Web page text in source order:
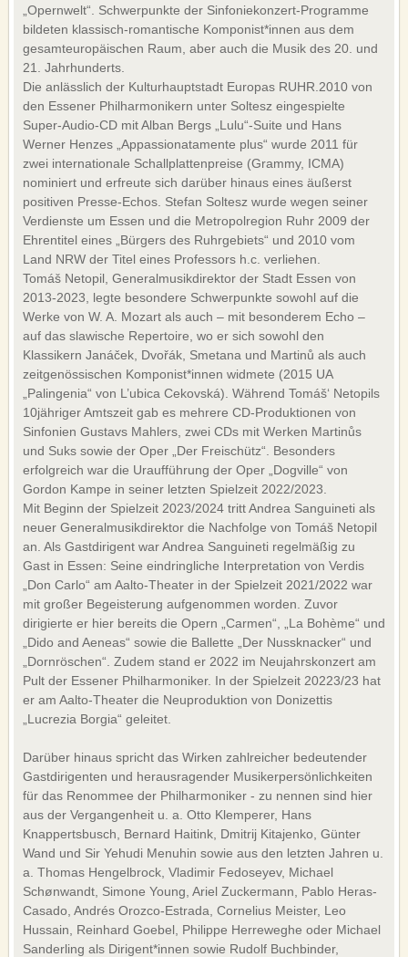
„Opernwelt“. Schwerpunkte der Sinfoniekonzert-Programme
bildeten klassisch-romantische Komponist*innen aus dem
gesamteuropäischen Raum, aber auch die Musik des 20. und
21. Jahrhunderts.
Die anlässlich der Kulturhauptstadt Europas RUHR.2010 von
den Essener Philharmonikern unter Soltesz eingespielte
Super-Audio-CD mit Alban Bergs „Lulu“-Suite und Hans
Werner Henzes „Appassionatamente plus“ wurde 2011 für
zwei internationale Schallplattenpreise (Grammy, ICMA)
nominiert und erfreute sich darüber hinaus eines äußerst
positiven Presse-Echos. Stefan Soltesz wurde wegen seiner
Verdienste um Essen und die Metropolregion Ruhr 2009 der
Ehrentitel eines „Bürgers des Ruhrgebiets“ und 2010 vom
Land NRW der Titel eines Professors h.c. verliehen.
Tomáš Netopil, Generalmusikdirektor der Stadt Essen von
2013-2023, legte besondere Schwerpunkte sowohl auf die
Werke von W. A. Mozart als auch – mit besonderem Echo –
auf das slawische Repertoire, wo er sich sowohl den
Klassikern Janáček, Dvořák, Smetana und Martinů als auch
zeitgenössischen Komponist*innen widmete (2015 UA
„Palingenia“ von L’ubica Cekovská). Während Tomáš‘ Netopils
10jähriger Amtszeit gab es mehrere CD-Produktionen von
Sinfonien Gustavs Mahlers, zwei CDs mit Werken Martinůs
und Suks sowie der Oper „Der Freischütz“. Besonders
erfolgreich war die Uraufführung der Oper „Dogville“ von
Gordon Kampe in seiner letzten Spielzeit 2022/2023.
Mit Beginn der Spielzeit 2023/2024 tritt Andrea Sanguineti als
neuer Generalmusikdirektor die Nachfolge von Tomáš Netopil
an. Als Gastdirigent war Andrea Sanguineti regelmäßig zu
Gast in Essen: Seine eindringliche Interpretation von Verdis
„Don Carlo“ am Aalto-Theater in der Spielzeit 2021/2022 war
mit großer Begeisterung aufgenommen worden. Zuvor
dirigierte er hier bereits die Opern „Carmen“, „La Bohème“ und
„Dido and Aeneas“ sowie die Ballette „Der Nussknacker“ und
„Dornröschen“. Zudem stand er 2022 im Neujahrskonzert am
Pult der Essener Philharmoniker. In der Spielzeit 20223/23 hat
er am Aalto-Theater die Neuproduktion von Donizettis
„Lucrezia Borgia“ geleitet.
Darüber hinaus spricht das Wirken zahlreicher bedeutender
Gastdirigenten und herausragender Musikerpersönlichkeiten
für das Renommee der Philharmoniker - zu nennen sind hier
aus der Vergangenheit u. a. Otto Klemperer, Hans
Knappertsbusch, Bernard Haitink, Dmitrij Kitajenko, Günter
Wand und Sir Yehudi Menuhin sowie aus den letzten Jahren u.
a. Thomas Hengelbrock, Vladimir Fedoseyev, Michael
Schønwandt, Simone Young, Ariel Zuckermann, Pablo Heras-
Casado, Andrés Orozco-Estrada, Cornelius Meister, Leo
Hussain, Reinhard Goebel, Philippe Herreweghe oder Michael
Sanderling als Dirigent*innen sowie Rudolf Buchbinder,